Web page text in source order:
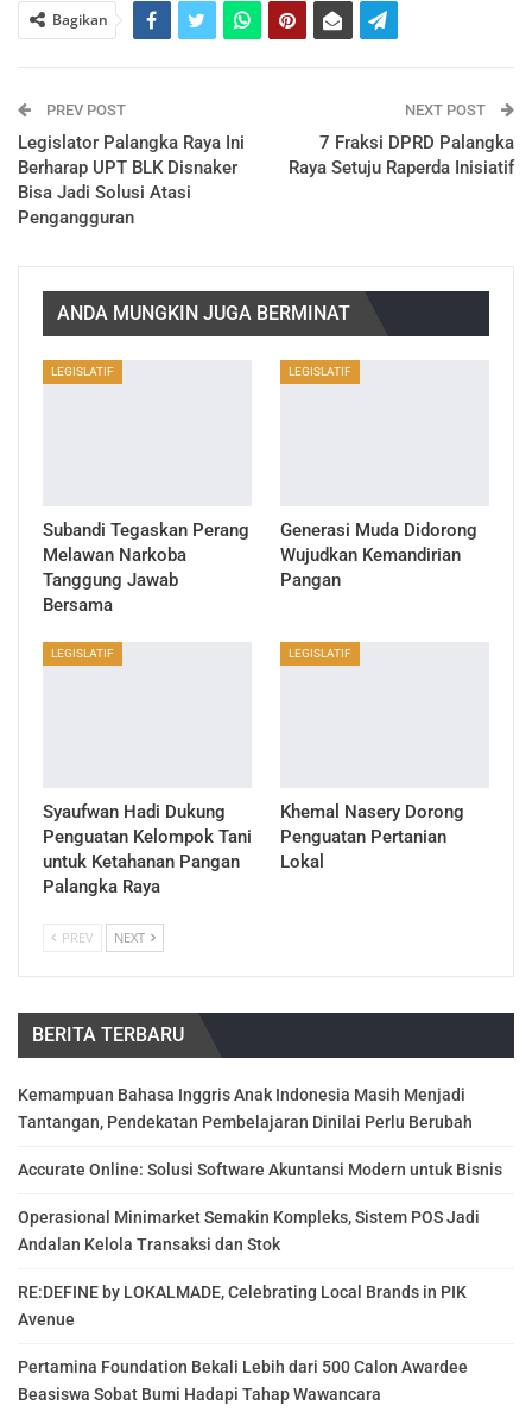
Bagikan
PREV POST
Legislator Palangka Raya Ini
Berharap UPT BLK Disnaker
Bisa Jadi Solusi Atasi
Pengangguran
NEXT POST
7 Fraksi DPRD Palangka
Raya Setuju Raperda Inisiatif
ANDA MUNGKIN JUGA BERMINAT
LEGISLATIF
Subandi Tegaskan Perang
Melawan Narkoba
Tanggung Jawab
Bersama
LEGISLATIF
Generasi Muda Didorong
Wujudkan Kemandirian
Pangan
LEGISLATIF
Syaufwan Hadi Dukung
Penguatan Kelompok Tani
untuk Ketahanan Pangan
Palangka Raya
LEGISLATIF
Khemal Nasery Dorong
Penguatan Pertanian
Lokal
PREV NEXT
BERITA TERBARU
Kemampuan Bahasa Inggris Anak Indonesia Masih Menjadi
Tantangan, Pendekatan Pembelajaran Dinilai Perlu Berubah
Accurate Online: Solusi Software Akuntansi Modern untuk Bisnis
Operasional Minimarket Semakin Kompleks, Sistem POS Jadi
Andalan Kelola Transaksi dan Stok
RE:DEFINE by LOKALMADE, Celebrating Local Brands in PIK
Avenue
Pertamina Foundation Bekali Lebih dari 500 Calon Awardee
Beasiswa Sobat Bumi Hadapi Tahap Wawancara